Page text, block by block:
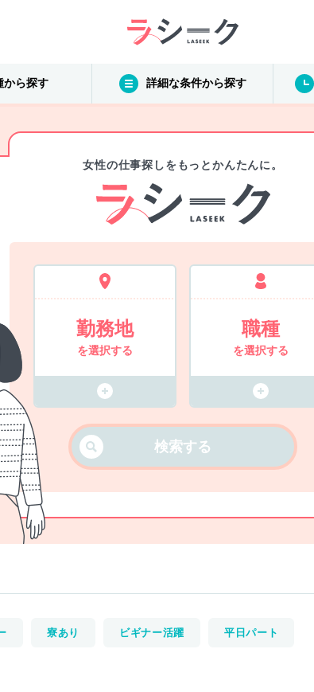
から探す 詳細な条件から探す
女性の仕事探しをもっとかんたんに。
勤務地
を選択する
職種
を選択する
検索する
寮あり ビギナー活躍 平日パート